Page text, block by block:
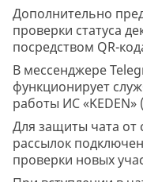
Дополнительно
проверки статуса
посредством QR-
В мессенджере
функционирует
работы ИС «KEDEN» (
Для защиты чата
рассылок
проверки новых